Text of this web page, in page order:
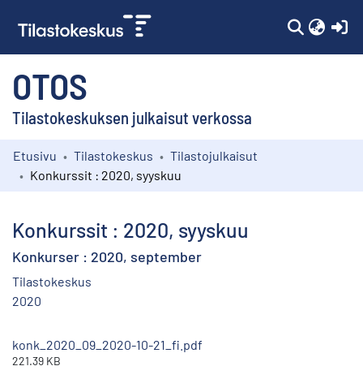
OTOS
Tilastokeskuksen julkaisut verkossa
Kokoelmat
Etusivu Tilastokeskus
Tilastojulkaisut
Konkurssit : 2020, syyskuu
Konkurssit : 2020, syyskuu
Konkurser : 2020, september
Tilastokeskus
2020
konk_2020_09_2020-10-21_fi.pdf
221.39 KB